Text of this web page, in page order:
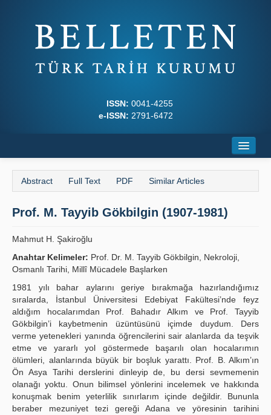
ISSN: 0041-4255
e-ISSN: 2791-6472
About
Journal Boards
Writing Rules
Principles
Publication Policies
Guidelines
Contact Us
Abstract Full Text PDF Similar Articles
Prof. M. Tayyib Gökbilgin (1907-1981)
Mahmut H. Şakiroğlu
Anahtar Kelimeler: Prof. Dr. M. Tayyib Gökbilgin, Nekroloji,
Osmanlı Tarihi, Millî Mücadele Başlarken
1981 yılı bahar aylarını geriye bırakmağa hazırlandığımız
sıralarda, İstanbul Üniversitesi Edebiyat Fakültesi’nde feyz
aldığım hocalarımdan Prof. Bahadır Alkım ve Prof. Tayyib
Gökbilgin’i kaybetmenin üzüntüsünü içimde duydum. Ders
verme yetenekleri yanında öğrencilerini sair alanlarda da teşvik
etme ve yararlı yol göstermede başarılı olan hocalarımın
ölümleri, alanlarında büyük bir boşluk yarattı. Prof. B. Alkım’ın
Ön Asya Tarihi derslerini dinleyip de, bu dersi sevmemenin
olanağı yoktu. Onun bilimsel yönlerini incelemek ve hakkında
konuşmak benim yeterlilik sınırlarım içinde değildir. Bununla
beraber mezuniyet tezi gereği Adana ve yöresinin tarihini